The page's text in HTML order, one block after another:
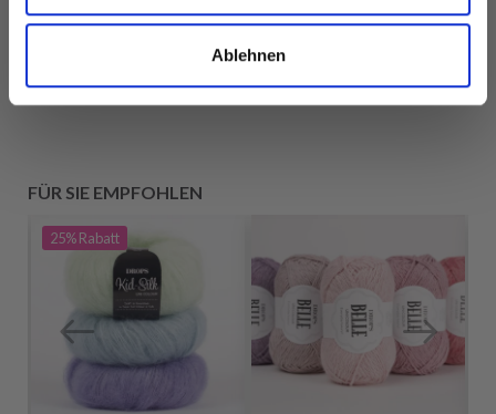
Ablehnen
FÜR SIE EMPFOHLEN
25%Rabatt